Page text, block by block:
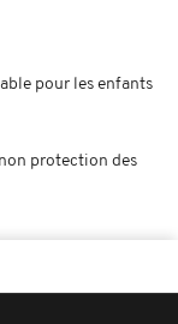
pour les enfants
protection des